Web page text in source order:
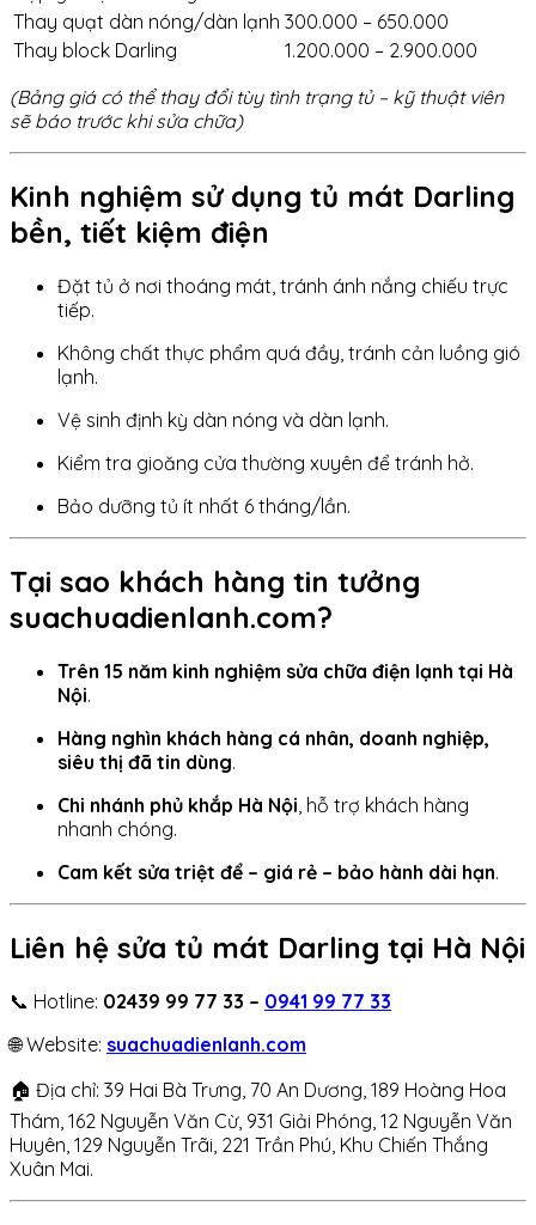
Thay quạt dàn nóng/dàn lạnh 300.000 – 650.000
Thay block Darling
1.200.000 – 2.900.000
(Bảng giá có thể thay đổi tùy tình trạng tủ – kỹ thuật viên
sẽ báo trước khi sửa chữa)
Kinh nghiệm sử dụng tủ mát Darling
bền, tiết kiệm điện
Đặt tủ ở nơi thoáng mát, tránh ánh nắng chiếu trực
tiếp.
Không chất thực phẩm quá đầy, tránh cản luồng gió
lạnh.
Vệ sinh định kỳ dàn nóng và dàn lạnh.
Kiểm tra gioăng cửa thường xuyên để tránh hở.
Bảo dưỡng tủ ít nhất 6 tháng/lần.
Tại sao khách hàng tin tưởng
suachuadienlanh.com?
Trên 15 năm kinh nghiệm sửa chữa điện lạnh tại Hà
Nội.
Hàng nghìn khách hàng cá nhân, doanh nghiệp,
siêu thị đã tin dùng.
Chi nhánh phủ khắp Hà Nội , hỗ trợ khách hàng
nhanh chóng.
Cam kết sửa triệt để – giá rẻ – bảo hành dài hạn.
Liên hệ sửa tủ mát Darling tại Hà Nội
📞 Hotline: 02439 99 77 33 – 0941 99 77 33
🌐 Website: suachuadienlanh.com
🏠 Địa chỉ: 39 Hai Bà Trưng, 70 An Dương, 189 Hoàng Hoa
Thám, 162 Nguyễn Văn Cừ, 931 Giải Phóng, 12 Nguyễn Văn
Huyên, 129 Nguyễn Trãi, 221 Trần Phú, Khu Chiến Thắng
Xuân Mai.